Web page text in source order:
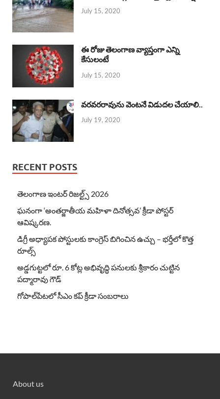
July 15, 2020
ఈ రోజు తెలంగాణ వ్యాప్తంగా ఎన్ని
కేసులంటే
July 15, 2020
వరవరరావును వెంటనే విడుదల చేయాలి..
July 19, 2020
RECENT POSTS
తెలంగాణ ఇంటర్ రిజల్ట్స్ 2026
ఘనంగా ‘అంతర్జాతీయ మహిళా దినోత్సవ’ క్రీడా పోస్టర్
ఆవిష్కరణ.
డిగ్రీ అధ్యాపక పోస్టులకు కాంగ్రెస్ బిగించిన ఉచ్చు – భర్తీలో కొత్త
రూల్స్
అడ్డగుట్టలో రూ. 6 కోట్ల అభివృద్ధి పనులకు శ్రీకారం చుట్టిన
పద్మారావు గౌడ్
గోపాల్‌పేటలో సీఎం కప్ క్రీడా సంబరాలు
About us